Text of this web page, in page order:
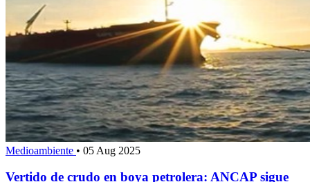
Medioambiente • 05 Aug 2025
Vertido de crudo en boya petrolera: ANCAP sigue